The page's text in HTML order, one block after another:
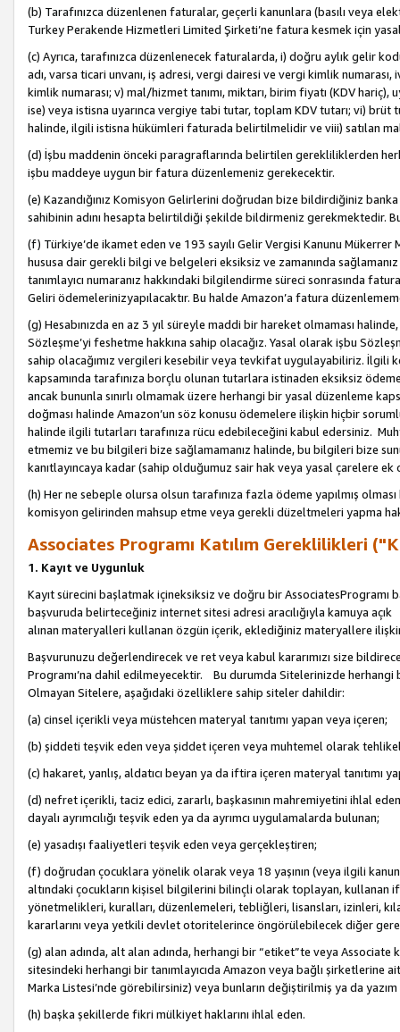
(b) Tarafınızca düzenlenen faturalar, geçerli kanunlara (basılı veya
Turkey Perakende Hizmetleri Limited Şirketi’ne fatura kesmek için
(c) Ayrıca, tarafınızca düzenlenecek faturalarda, i) doğru aylık gelir
adı, varsa ticari unvanı, iş adresi, vergi dairesi ve vergi kimlik
kimlik numarası; v) mal/hizmet tanımı, miktarı, birim fiyatı (KDV
ise) veya istisna uyarınca vergiye tabi tutar, toplam KDV tutarı; vi) brüt
halinde, ilgili istisna hükümleri faturada belirtilmelidir ve viii) satılan
(d) İşbu maddenin önceki paragraflarında belirtilen gerekliliklerden
işbu maddeye uygun bir fatura düzenlemeniz gerekecektir.
(e) Kazandığınız Komisyon Gelirlerini doğrudan bize bildirdiğiniz banka
sahibinin adını hesapta belirtildiği şekilde bildirmeniz gerekmektedir.
(f) Türkiye’de ikamet eden ve 193 sayılı Gelir Vergisi Kanunu
hususa dair gerekli bilgi ve belgeleri eksiksiz ve zamanında
tanımlayıcı numaranız hakkındaki bilgilendirme süreci sonrasında
Geliri ödemelerinizyapılacaktır. Bu halde Amazon’a fatura
(g) Hesabınızda en az 3 yıl süreyle maddi bir hareket olmaması
Sözleşme’yi feshetme hakkına sahip olacağız. Yasal olarak işbu
sahip olacağımız vergileri kesebilir veya tevkifat uygulayabiliriz. İlgili
kapsamında tarafınıza borçlu olunan tutarlara istinaden eksiksiz
ancak bununla sınırlı olmamak üzere herhangi bir yasal düzenleme
doğması halinde Amazon’un söz konusu ödemelere ilişkin hiçbir
halinde ilgili tutarları tarafınıza rücu edebileceğini kabul edersiniz.
etmemiz ve bu bilgileri bize sağlamamanız halinde, bu bilgileri bize
kanıtlayıncaya kadar (sahip olduğumuz sair hak veya yasal çarelere
(h) Her ne sebeple olursa olsun tarafınıza fazla ödeme yapılmış
komisyon gelirinden mahsup etme veya gerekli düzeltmeleri yapma
Associates Programı Katılım Gereklilikleri
1. Kayıt ve Uygunluk
Kayıt sürecini başlatmak içineksiksiz ve doğru bir AssociatesProgramı
başvuruda belirteceğiniz internet sitesi adresi aracılığıyla kamuya
alınan materyalleri kullanan özgün içerik, eklediğiniz materyallere
Başvurunuzu değerlendirecek ve ret veya kabul kararımızı size
Programı’na dahil edilmeyecektir. Bu durumda Sitelerinizde herhangi
Olmayan Sitelere, aşağıdaki özelliklere sahip siteler dahildir:
(a) cinsel içerikli veya müstehcen materyal tanıtımı yapan veya içeren;
(b) şiddeti teşvik eden veya şiddet içeren veya muhtemel olarak
(c) hakaret, yanlış, aldatıcı beyan ya da iftira içeren materyal tanıtımı
(d) nefret içerikli, taciz edici, zararlı, başkasının mahremiyetini ihlal
dayalı ayrımcılığı teşvik eden ya da ayrımcı uygulamalarda bulunan;
(e) yasadışı faaliyetleri teşvik eden veya gerçekleştiren;
(f) doğrudan çocuklara yönelik olarak veya 18 yaşının (veya ilgili
altındaki çocukların kişisel bilgilerini bilinçli olarak toplayan, kullanan
yönetmelikleri, kuralları, düzenlemeleri, tebliğleri, lisansları, izinleri,
kararlarını veya yetkili devlet otoritelerince öngörülebilecek diğer
(g) alan adında, alt alan adında, herhangi bir “etiket”te veya
sitesindeki herhangi bir tanımlayıcıda Amazon veya bağlı şirketlerine
Marka Listesi’nde görebilirsiniz) veya bunların değiştirilmiş ya da
(h) başka şekillerde fikri mülkiyet haklarını ihlal eden.